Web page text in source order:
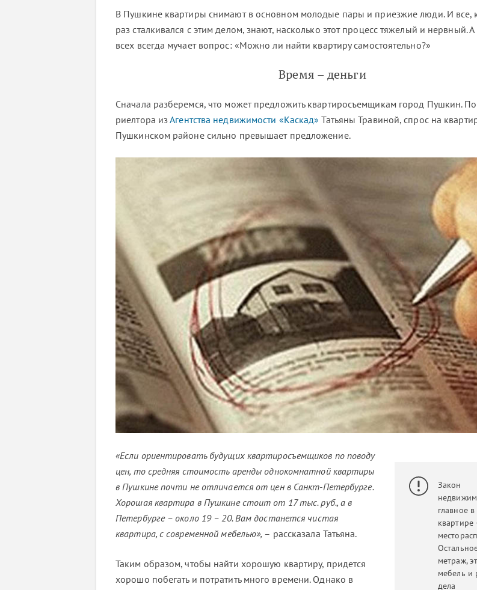
В Пушкине квартиры снимают в основном молодые пары и приезжие люди. И все,
раз сталкивался с этим делом, знают, насколько этот процесс тяжелый и нервный. А
всех всегда мучает вопрос: «Можно ли найти квартиру самостоятельно?»
Время – деньги
Сначала разберемся, что может предложить квартиросъемщикам город Пушкин.
риелтора изАгентства недвижимости «Каскад» Татьяны Травиной, спрос на
Пушкинском районе сильно превышает предложение.
Закон
главное
квартире
метраж,
мебель и
дела
«Если ориентировать будущих квартиросъемщиков по поводу
цен, то средняя стоимость аренды однокомнатной квартиры
в Пушкине почти не отличается от цен в Санкт-Петербурге.
Хорошая квартира в Пушкине стоит от 17 тыс. руб., а в
Петербурге – около 19 – 20. Вам достанется чистая
квартира, с современной мебелью», – рассказала Татьяна.
Таким образом, чтобы найти хорошую квартиру, придется
хорошо побегать и потратить много времени. Однако в